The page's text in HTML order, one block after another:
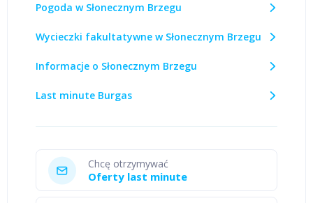
Pogoda w Słonecznym Brzegu
Wycieczki fakultatywne w Słonecznym Brzegu
Informacje o Słonecznym Brzegu
Last minute Burgas
Chcę otrzymywać
Oferty last minute